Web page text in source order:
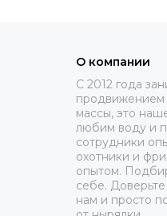
О компании
C 2012 года
продвижением
массы, это
любим воду и
сотрудники
охотники и
опытом.
себе.
нам и просто